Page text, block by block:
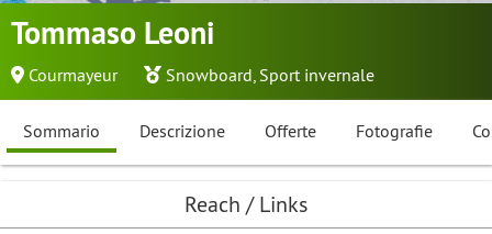
Tommaso Leoni
Courmayeur Snowboard, Sport invernale
Sommario Descrizione Offerte Fotografie
Reach / Links